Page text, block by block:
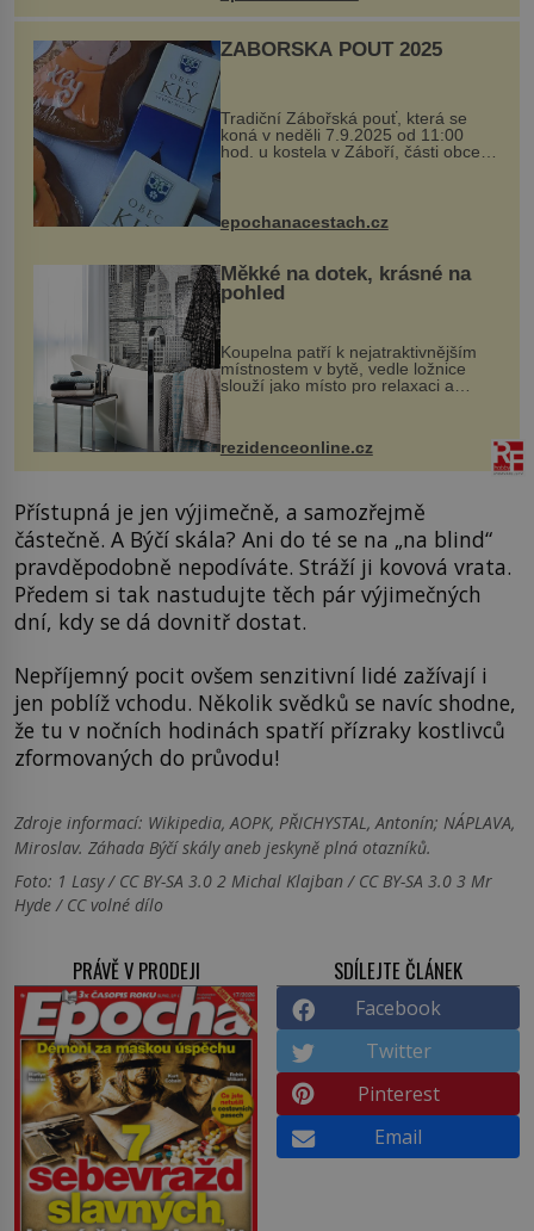
ZÁBOŘSKÁ POUŤ 2025
Tradiční Zábořská pouť, která se
koná v neděli 7.9.2025 od 11:00
hod. u kostela v Záboří, části obce
Kly u Mělníka. V programu naleznete
komentovanou prohlídku kostela,
epochanacestach.cz
Měkké na dotek, krásné na
pohled
Koupelna patří k nejatraktivnějším
místnostem v bytě, vedle ložnice
slouží jako místo pro relaxaci a
odpočinek. Koupelnový textil –
ručníky, osušky a koberečky –
mohou jako mávnutím kouzelného
proutku...
rezidenceonline.cz
Přístupná je jen výjimečně, a samozřejmě
částečně. A Býčí skála? Ani do té se na „na blind“
pravděpodobně nepodíváte. Stráží ji kovová vrata.
Předem si tak nastudujte těch pár výjimečných
dní, kdy se dá dovnitř dostat.
Nepříjemný pocit ovšem senzitivní lidé zažívají i
jen poblíž vchodu. Několik svědků se navíc shodne,
že tu v nočních hodinách spatří přízraky kostlivců
zformovaných do průvodu!
Zdroje informací: Wikipedia, AOPK, PŘICHYSTAL, Antonín; NÁPLAVA,
Miroslav. Záhada Býčí skály aneb jeskyně plná otazníků.
Foto: 1 Lasy / CC BY-SA 3.0 2 Michal Klajban / CC BY-SA 3.0 3 Mr
Hyde / CC volné dílo
PRÁVĚ V PRODEJI SDÍLEJTE ČLÁNEK
Facebook
Twitter
Pinterest
Email